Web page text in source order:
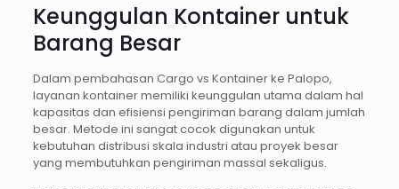
Keunggulan Kontainer untuk
Barang Besar
Dalam pembahasan Cargo vs Kontainer ke Palopo,
layanan kontainer memiliki keunggulan utama dalam hal
kapasitas dan efisiensi pengiriman barang dalam jumlah
besar. Metode ini sangat cocok digunakan untuk
kebutuhan distribusi skala industri atau proyek besar
yang membutuhkan pengiriman massal sekaligus.